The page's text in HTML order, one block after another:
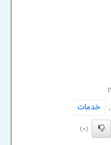
,
خدمات
(0)